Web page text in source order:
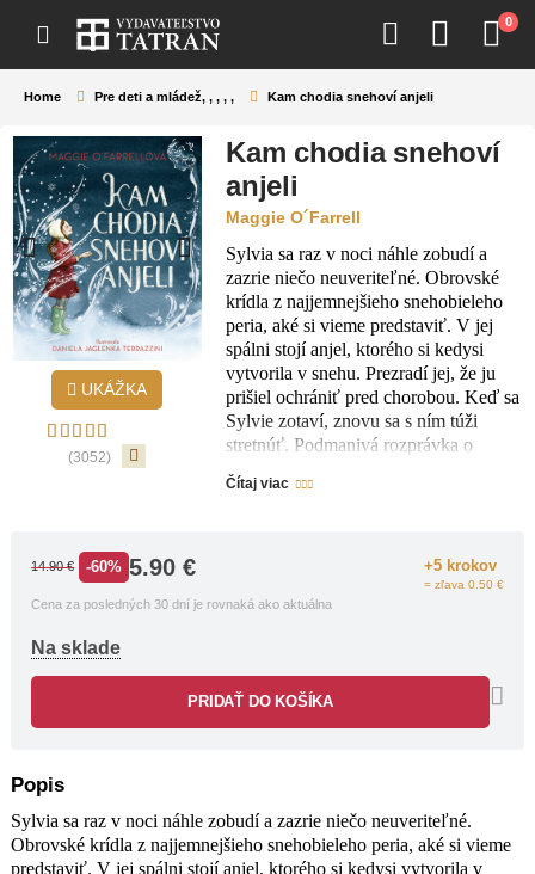
0
Home Pre deti a mládež, , , , , Kam chodia snehoví anjeli
UKÁŽKA
(3052)
Kam chodia snehoví
anjeli
Maggie O´Farrell
Sylvia sa raz v noci náhle zobudí a
zazrie niečo neuveriteľné. Obrovské
krídla z najjemnejšieho snehobieleho
peria, aké si vieme predstaviť. V jej
spálni stojí anjel, ktorého si kedysi
vytvorila v snehu. Prezradí jej, že ju
prišiel ochrániť pred chorobou. Keď sa
Sylvie zotaví, znovu sa s ním túži
stretnúť. Podmanivá rozprávka o
dňa plná krásnych ilustrácií,
Čítaj viac
14.90€ -60% 5.90 €
Cena za posledných 30 dní je rovnaká ako aktuálna
+5 krokov
= zľava 0.50 €
Na sklade
PRIDAŤ DO KOŠÍKA
Popis
Sylvia sa raz v noci náhle zobudí a zazrie niečo neuveriteľné.
Obrovské krídla z najjemnejšieho snehobieleho peria, aké si vieme
predstaviť. V jej spálni stojí anjel, ktorého si kedysi vytvorila v